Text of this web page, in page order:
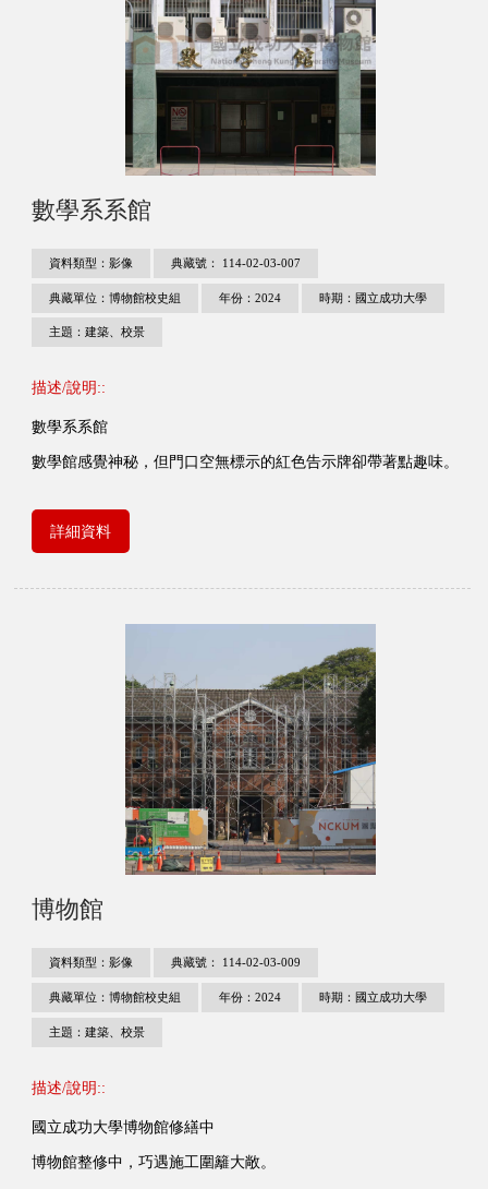
數學系系館
資料類型：影像 典藏號： 114-02-03-007
典藏單位：博物館校史組 年份：2024 時期：國立成功大學
主題：建築、校景
描述/說明::
數學系系館
數學館感覺神秘，但門口空無標示的紅色告示牌卻帶著點趣味。
詳細資料
博物館
資料類型：影像 典藏號： 114-02-03-009
典藏單位：博物館校史組 年份：2024 時期：國立成功大學
主題：建築、校景
描述/說明::
國立成功大學博物館修繕中
博物館整修中，巧遇施工圍籬大敞。